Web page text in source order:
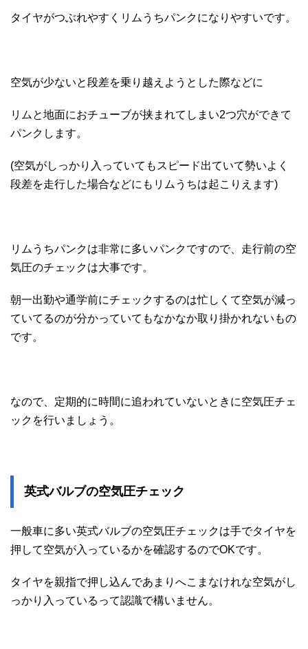
タイヤがつぶれやすくリムうちパンクになりやすいです。
空気が少ないと段差を乗り越えようとした際などに
リムと地面におチューブが挟まれてしまい2つ穴ができて
パンクします。
(空気がしっかり入っていてもスピード出ていて勢いよく
段差を走行した場合などにもリムうちは起こりえます)
リムうちパンクは非常に多いパンクですので、走行前の空
気圧のチェックは大事です。
朝一出勤や通学前にチェックするのは忙しくて空気が減っ
ていてるのが分かっていてもなかなか取り掛かれないもの
です。
なので、定期的に時間に追われていないときに空気圧チェ
ックを行いましょう。
英式バルブの空気圧チェック
一般車に多い英式バルブの空気圧チェックは手でタイヤを
押して空気が入っているかを確認するのでOKです。
タイヤを親指で押し込んであまりへこまなけれな空気がし
っかり入っているって認識で構いません。